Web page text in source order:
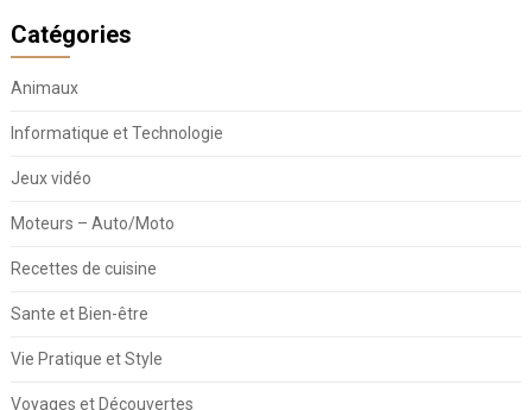
Catégories
Animaux
Informatique et Technologie
Jeux vidéo
Moteurs – Auto/Moto
Recettes de cuisine
Sante et Bien-être
Vie Pratique et Style
Voyages et Découvertes